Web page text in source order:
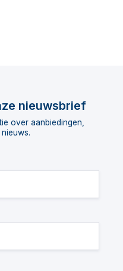
nieuwsbrief
over aanbiedingen,